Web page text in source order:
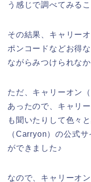
う感じで調べてみる
その結果、キャリー
ポンコードなどお得
ながらみつけられな
ただ、キャリーオン
あったので、キャリ
も聞いたりして色々
（Carryon）の公式
ができました♪
なので、キャリーオ